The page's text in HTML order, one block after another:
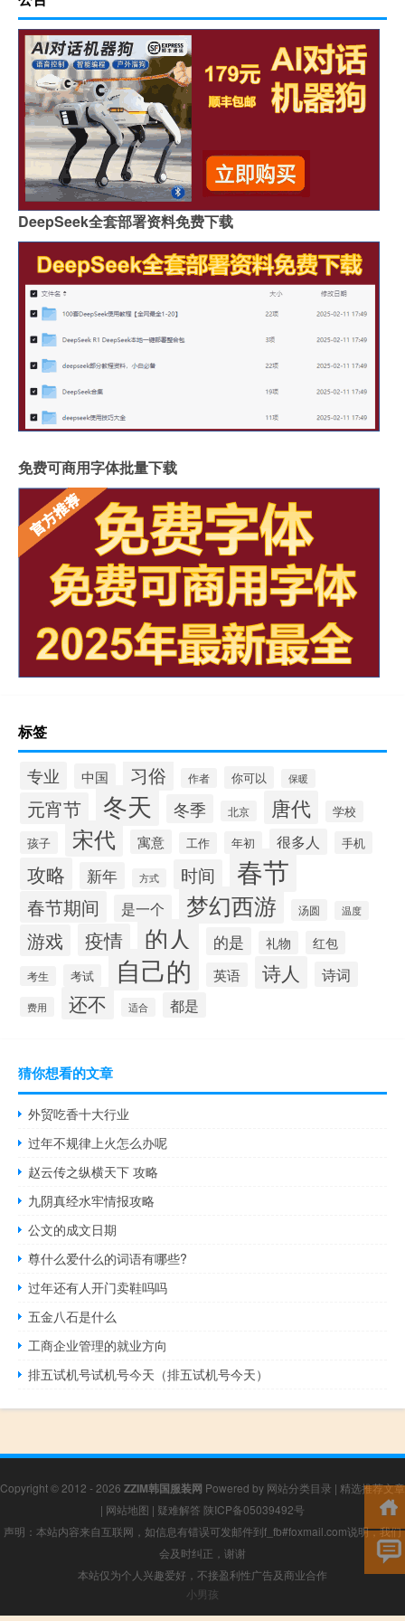
DeepSeek全套部署资料免费下载
免费可商用字体批量下载
标签
专业 中国 习俗 作者 你可以 保暖
元宵节 冬天 冬季 北京 唐代 学校
孩子 宋代 寓意 工作 年初 很多人 手机
攻略 新年 方式 时间 春节
春节期间 是一个 梦幻西游 汤圆 温度
游戏 疫情 的人 的是 礼物 红包
考生 考试 自己的 英语 诗人 诗词
费用 还不 适合 都是
猜你想看的文章
外贸吃香十大行业
过年不规律上火怎么办呢
赵云传之纵横天下 攻略
九阴真经水牢情报攻略
公文的成文日期
尊什么爱什么的词语有哪些?
过年还有人开门卖鞋吗吗
五金八石是什么
工商企业管理的就业方向
排五试机号试机号今天（排五试机号今天）
Copyright © 2012 - 2026 ZZIM韩国服装网 Powered by 网站分类目录 | 精选推荐文章
| 网站地图 | 疑难解答 陕ICP备05039492号
声明：本站内容来自互联网，如信息有错误可发邮件到f_fb#foxmail.com说明，我们
会及时纠正，谢谢
本站仅为个人兴趣爱好，不接盈利性广告及商业合作
小男孩